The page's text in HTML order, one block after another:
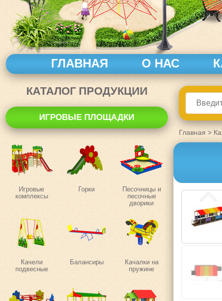
ГЛАВНАЯ О НАС
КАТАЛОГ ПРОДУКЦИИ
ИГРОВЫЕ ПЛОЩАДКИ
Игровые
комплексы
Горки
Песочницы и
песочные
дворики
Качели
подвесные
Балансиры
Качалки на
пружине
Главная >